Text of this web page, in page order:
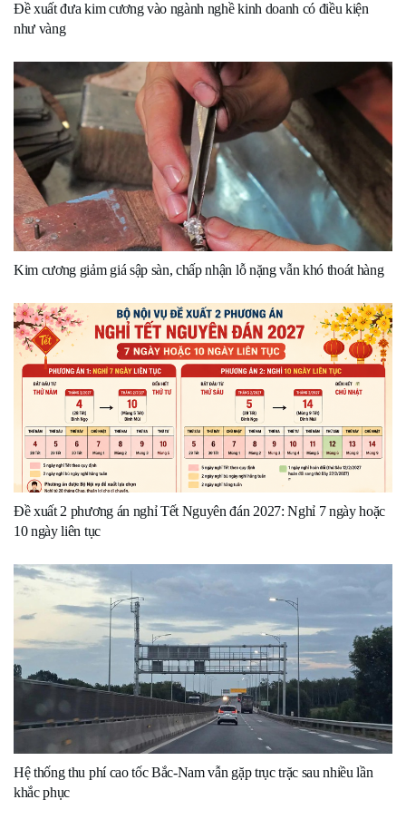
Đề xuất đưa kim cương vào ngành nghề kinh doanh có điều kiện
như vàng
Kim cương giảm giá sập sàn, chấp nhận lỗ nặng vẫn khó thoát hàng
Đề xuất 2 phương án nghỉ Tết Nguyên đán 2027: Nghỉ 7 ngày hoặc
10 ngày liên tục
Hệ thống thu phí cao tốc Bắc-Nam vẫn gặp trục trặc sau nhiều lần
khắc phục